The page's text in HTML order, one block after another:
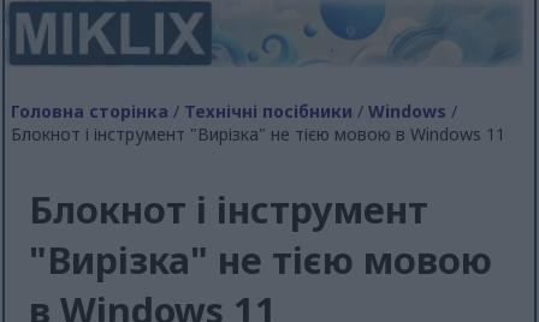
Головна сторінка / Технічні посібники /Windows /
Блокнот і інструмент "Вирізка" не тією мовою в Windows 11
Блокнот і інструмент
"Вирізка" не тією мовою
в Windows 11